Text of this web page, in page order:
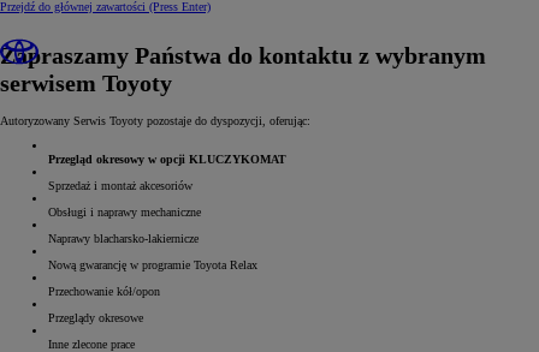
Przejdź do głównej zawartości (Press Enter)
Zapraszamy Państwa do kontaktu z wybranym
serwisem Toyoty
Autoryzowany Serwis Toyoty pozostaje do dyspozycji, oferując:
Przegląd okresowy w opcji KLUCZYKOMAT
Sprzedaż i montaż akcesoriów
Obsługi i naprawy mechaniczne
Naprawy blacharsko-lakiernicze
Nową gwarancję w programie Toyota Relax
Przechowanie kół/opon
Przeglądy okresowe
Inne zlecone prace